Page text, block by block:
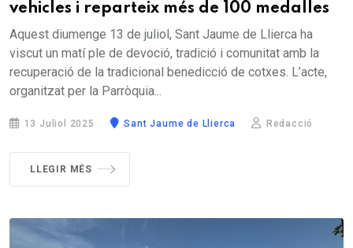
vehicles i reparteix més de 100 medalles
Aquest diumenge 13 de juliol, Sant Jaume de Llierca ha
viscut un matí ple de devoció, tradició i comunitat amb la
recuperació de la tradicional benedicció de cotxes. L’acte,
organitzat per la Parròquia...
13 Juliol 2025 Sant Jaume de Llierca Redacció
LLEGIR MÉS